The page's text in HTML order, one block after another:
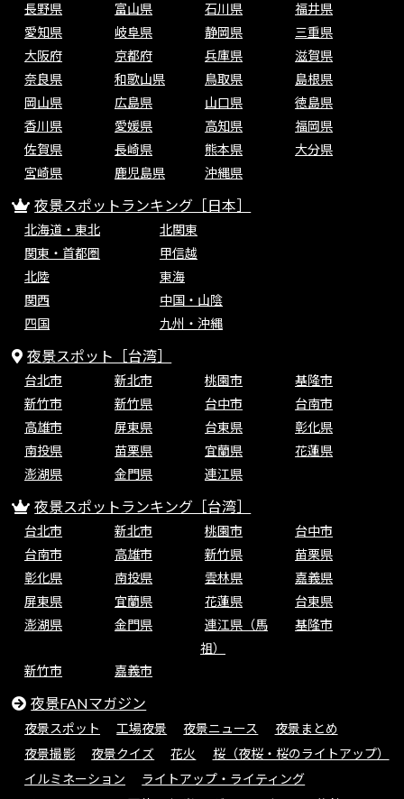
長野県
富山県 石川県
福井県
愛知県
岐阜県 静岡県
三重県
大阪府
京都府 兵庫県
滋賀県
奈良県
和歌山県 鳥取県
島根県
岡山県
広島県 山口県
徳島県
香川県
愛媛県 高知県
福岡県
佐賀県
長崎県 熊本県
大分県
宮崎県
鹿児島県 沖縄県
夜景スポットランキング［日本］
北海道・東北
北関東
関東・首都圏
甲信越
北陸
東海
関西
中国・山陰
四国
九州・沖縄
夜景スポット［台湾］
台北市 新北市 桃園市
基隆市
新竹市
新竹県 台中市
台南市
高雄市
屏東県 台東県
彰化県
南投県
苗栗県 宜蘭県
花蓮県
澎湖県
金門県 連江県
夜景スポットランキング［台湾］
台北市 新北市 桃園市
台中市
台南市
高雄市 新竹県
苗栗県
彰化県
南投県 雲林県
嘉義県
屏東県
宜蘭県 花蓮県
台東県
澎湖県
金門県
連江県（馬
祖）
基隆市
新竹市 嘉義市
夜景FANマガジン
夜景スポット 工場夜景 夜景ニュース
夜景まとめ
夜景撮影
夜景クイズ 花火
桜（夜桜・桜のライトアップ）
イルミネーション
ライトアップ・ライティング